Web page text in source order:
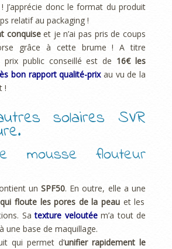
J’apprécie donc le format du produit
relatif au packaging !
conquiseet je n’ai pas pris de coups
grâce à cette brume ! A titre
prix public conseillé est de 16€ les
bon rapport qualité-prixau vu de la
!
solaires SVR
mousse flouteur
un SPF50. En outre, elle a une
floute les pores de la peau et les
Satexture veloutéem’a tout de
une base de maquillage.
qui permet d’unifier rapidement le